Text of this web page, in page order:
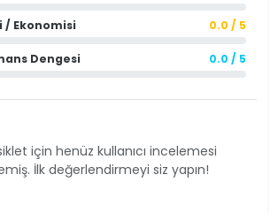
/ Ekonomisi 0.0 / 5
Dengesi 0.0 / 5
için henüz kullanıcı incelemesi
İlk değerlendirmeyi siz yapın!